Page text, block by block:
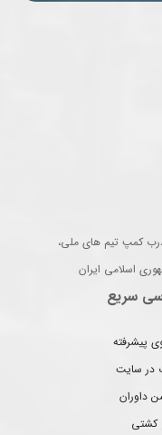
درب کمپ تیم های ملی،
اسلامی ایران
سریع
پیشرفته
در سایت
داوران
کشتی